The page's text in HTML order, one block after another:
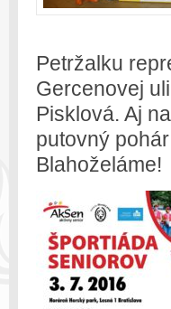
Petržalku
Gercenovej
Pisklová. Aj
putovný
Blahoželáme!